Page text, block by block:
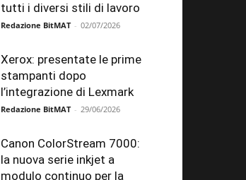
tutti i diversi stili di lavoro
Redazione BitMAT - 02/07/2026
Xerox: presentate le prime
stampanti dopo
l’integrazione di Lexmark
Redazione BitMAT - 29/06/2026
Canon ColorStream 7000:
la nuova serie inkjet a
modulo continuo per la